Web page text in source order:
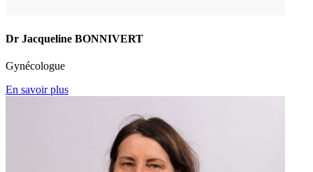
Dr Jacqueline BONNIVERT
Gynécologue
En savoir plus